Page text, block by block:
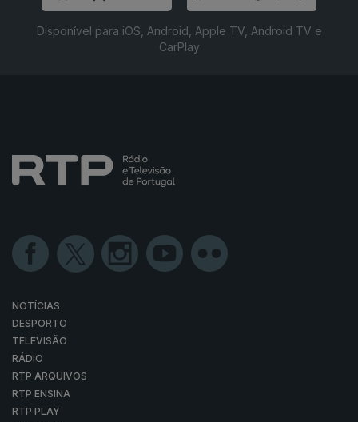
Disponível para iOS, Android, Apple TV, Android TV e
CarPlay
NOTÍCIAS
DESPORTO
TELEVISÃO
RÁDIO
RTP ARQUIVOS
RTP ENSINA
RTP PLAY